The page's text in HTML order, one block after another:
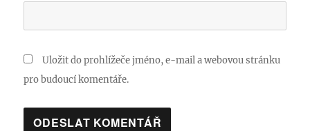
Uložit do prohlížeče jméno, e-mail a webovou stránku
pro budoucí komentáře.